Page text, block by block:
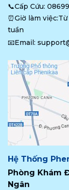
📞Cấp Cứu:
⏰Giờ làm
tuần
📧Email:
Hệ Thống
Phòng Khám
Ngân